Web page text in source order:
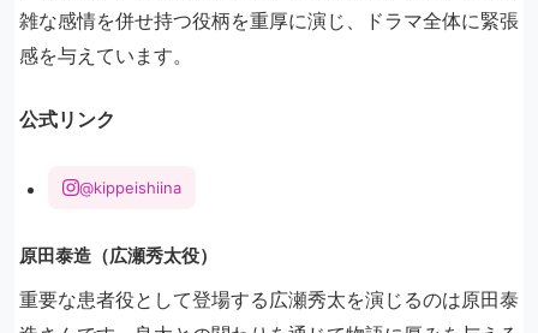
雑な感情を併せ持つ役柄を重厚に演じ、ドラマ全体に緊張
感を与えています。
公式リンク
@kippeishiina
原田泰造（広瀬秀太役）
重要な患者役として登場する広瀬秀太を演じるのは原田泰